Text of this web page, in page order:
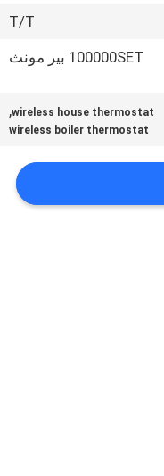
T/T
100000SET بير مونث
wireless house thermostat
,
wireless boiler thermostat